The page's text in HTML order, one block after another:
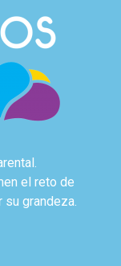
el reto de
su grandeza.